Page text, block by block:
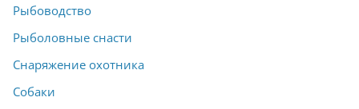
Рыбоводство
Рыболовные снасти
Снаряжение охотника
Собаки